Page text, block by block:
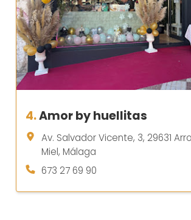
4.Amor by huellitas
Av. Salvador Vicente, 3, 29631
Miel, Málaga
673 27 69 90